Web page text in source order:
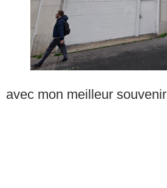
avec mon meilleur souvenir